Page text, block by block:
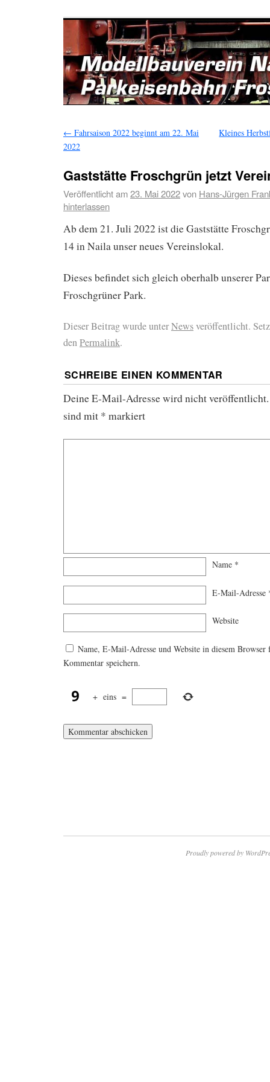
← Fahrsaison 2022 beginnt am 22. Mai
2022
Kleines
Gaststätte Froschgrün jetzt
Veröffentlicht am23. Mai 2022von Hans-Jürgen
hinterlassen
Ab dem 21. Juli 2022 ist die Gaststätte
14 in Naila unser neues Vereinslokal.
Dieses befindet sich gleich oberhalb unserer
Froschgrüner Park.
Dieser Beitrag wurde unterNewsveröffentlicht.
denPermalink.
SCHREIBE EINEN KOMMENTAR
Deine E-Mail-Adresse wird nicht veröffentlicht.
sind mit * markiert
Name *
E-Mail-Adresse
Website
Name, E-Mail-Adresse und Website in diesem Browser
Kommentar speichern.
+ eins =
Proudly powered by